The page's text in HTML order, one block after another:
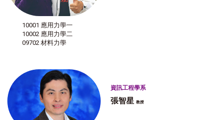
10001 應用力學一
10002 應用力學二
09702 材料力學
資訊工程學系
張智星 教授